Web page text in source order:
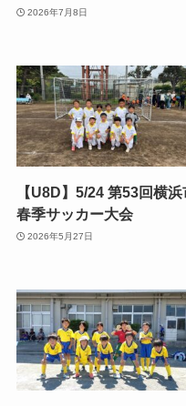
2026年7月8日
【U8D】5/24 第53回横浜
春季サッカー大会
2026年5月27日